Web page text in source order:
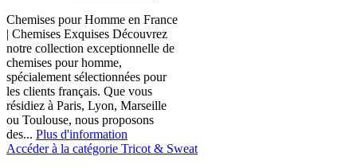
Chemises pour Homme en France
| Chemises Exquises Découvrez
notre collection exceptionnelle de
chemises pour homme,
spécialement sélectionnées pour
les clients français. Que vous
résidiez à Paris, Lyon, Marseille
ou Toulouse, nous proposons
des... Plus d'information
Accéder à la catégorie Tricot & Sweat